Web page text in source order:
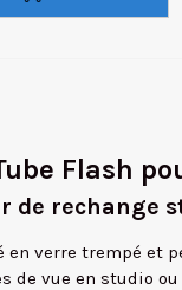
Flash
de rechange
en verre trempé et
de vue en studio